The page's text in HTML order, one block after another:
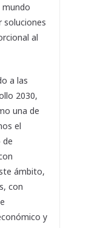
mundo
soluciones
al
a las
2030,
una de
el
de
ámbito,
con
y